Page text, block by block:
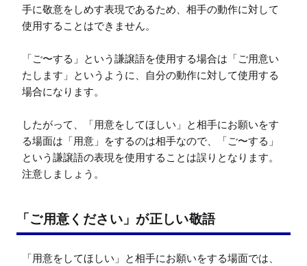
手に敬意をしめす表現であるため、相手の動作に対して
使用することはできません。
「ご〜する」という謙譲語を使用する場合は「ご用意い
たします」というように、自分の動作に対して使用する
場合になります。
したがって、「用意をしてほしい」と相手にお願いをす
る場面は「用意」をするのは相手なので、「ご〜する」
という謙譲語の表現を使用することは誤りとなります。
注意しましょう。
「ご用意ください」が正しい敬語
「用意をしてほしい」と相手にお願いをする場面では、